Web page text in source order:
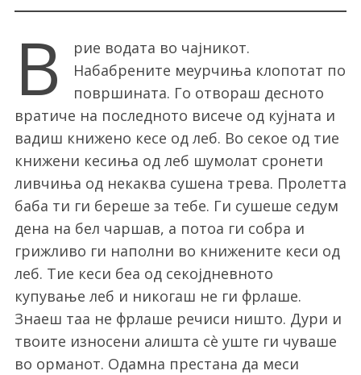
В
рие водата во чајникот.
Набабрените меурчиња клопотат по
површината. Го отвораш десното
вратиче на последното висече од кујната и
вадиш книжено кесе од леб. Во секое од тие
книжени кесиња од леб шумолат сронети
ливчиња од некаква сушена трева. Пролетта
баба ти ги береше за тебе. Ги сушеше седум
дена на бел чаршав, а потоа ги собра и
грижливо ги наполни во книжените кеси од
леб. Тие кеси беа од секојдневното
купување леб и никогаш не ги фрлаше.
Знаеш таа не фрлаше речиси ништо. Дури и
твоите износени алишта сè уште ги чуваше
во орманот. Одамна престана да меси